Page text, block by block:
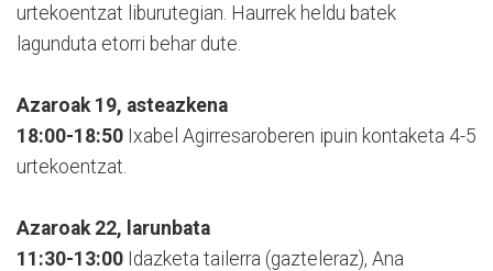
urtekoentzat liburutegian. Haurrek heldu batek
lagunduta etorri behar dute.
Azaroak 19, asteazkena
18:00-18:50 Ixabel Agirresaroberen ipuin kontaketa 4-5
urtekoentzat.
Azaroak 22, larunbata
11:30-13:00 Idazketa tailerra (gazteleraz), Ana